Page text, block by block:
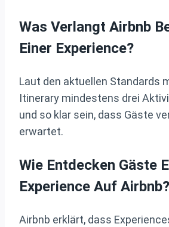
Was Verlangt Airbnb
Einer Experience?
Laut den aktuellen Standards
Itinerary mindestens drei
und so klar sein, dass Gäste
erwartet.
Wie Entdecken Gäste
Experience Auf Airbnb?
Airbnb erklärt, dass